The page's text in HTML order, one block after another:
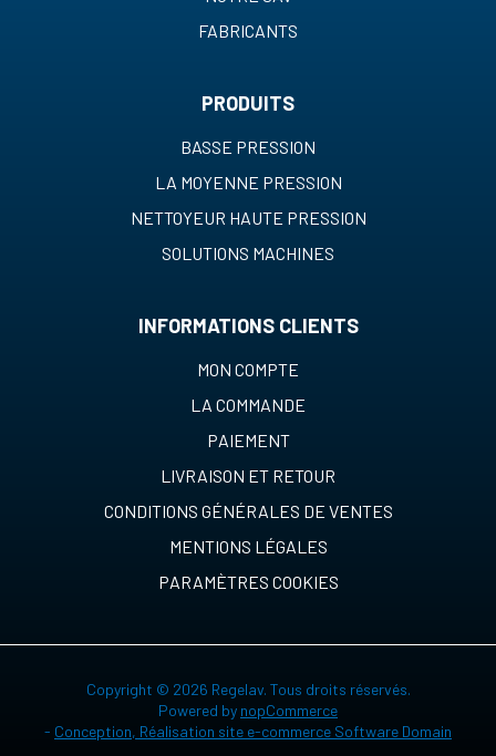
FABRICANTS
PRODUITS
BASSE PRESSION
LA MOYENNE PRESSION
NETTOYEUR HAUTE PRESSION
SOLUTIONS MACHINES
INFORMATIONS CLIENTS
MON COMPTE
LA COMMANDE
PAIEMENT
LIVRAISON ET RETOUR
CONDITIONS GÉNÉRALES DE VENTES
MENTIONS LÉGALES
PARAMÈTRES COOKIES
Copyright © 2026 Regelav. Tous droits réservés.
Powered by nopCommerce
- Conception, Réalisation site e-commerce Software Domain